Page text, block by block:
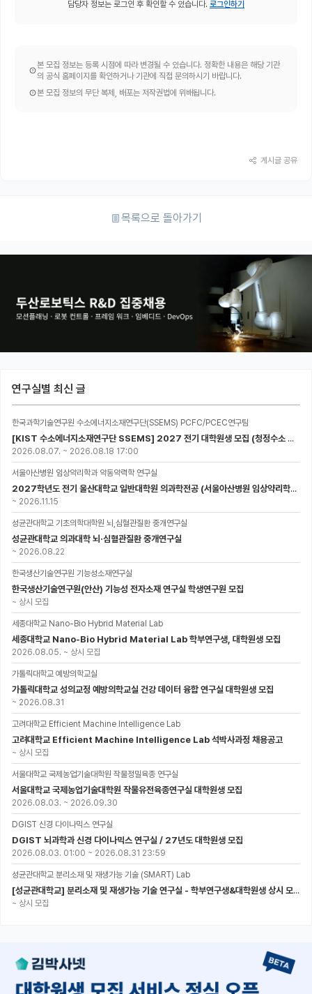
담당자 정보는 로그인 후 확인할 수 있습니다. 로그인하기
본 모집 정보는 등록 시점에 따라 변경될 수 있습니다. 정확한 내용은 해당 기관
의 공식 홈페이지를 확인하거나 기관에 직접 문의하시기 바랍니다.
본 모집 정보의 무단 복제, 배포는 저작권법에 위배됩니다.
게시글 공유
목록으로 돌아가기
연구실별 최신 글
한국과학기술연구원 수소에너지소재연구단(SSEMS) PCFC/PCEC연구팀
[KIST 수소에너지소재연구단 SSEMS] 2027 전기 대학원생 모집 (청정수소 생산/활용을 위한 프로톤 세라믹 전지)
2026.08.07. ~ 2026.08.18 17:00
서울아산병원 임상약리학과 약동약력학 연구실
2027학년도 전기 울산대학교 일반대학원 의과학전공 (서울아산병원 임상약리학과 약동약력학 연구실) 대학원생 모집공고
~ 2026.11.15
성균관대학교 기초의학대학원 뇌,심혈관질환 중개연구실
성균관대학교 의과대학 뇌·심혈관질환 중개연구실
~ 2026.08.22
한국생산기술연구원 기능성소재연구실
한국생산기술연구원(안산) 기능성 전자소재 연구실 학생연구원 모집
~ 상시 모집
세종대학교 Nano-Bio Hybrid Material Lab
세종대학교 Nano-Bio Hybrid Material Lab 학부연구생, 대학원생 모집
2026.08.05. ~ 상시 모집
가톨릭대학교 예방의학교실
가톨릭대학교 성의교정 예방의학교실 건강 데이터 융합 연구실 대학원생 모집
~ 2026.08.31
고려대학교 Efficient Machine Intelligence Lab
고려대학교 Efficient Machine Intelligence Lab 석박사과정 채용공고
~ 상시 모집
서울대학교 국제농업기술대학원 작물정밀육종 연구실
서울대학교 국제농업기술대학원 작물유전육종연구실 대학원생 모집
2026.08.03. ~ 2026.09.30
DGIST 신경 다이나믹스 연구실
DGIST 뇌과학과 신경 다이나믹스 연구실 / 27년도 대학원생 모집
2026.08.03. 01:00 ~ 2026.08.31 23:59
성균관대학교 분리소재 및 재생가능 기술 (SMART) Lab
[성균관대학교] 분리소재 및 재생가능 기술 연구실 - 학부연구생&대학원생 상시 모집 (미래에너지공학과)
~ 상시 모집